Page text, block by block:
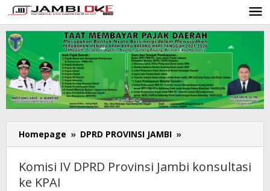
Lewati
ke
konten
Homepage » DPRD PROVINSI JAMBI »
IV DPRD
Provinsi
Jambi konsultasi
Komisi IV DPRD Provinsi Jambi konsultasi
ke KPAI